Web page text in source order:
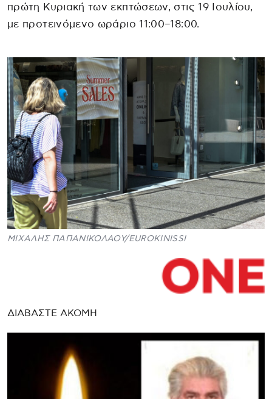
πρώτη Κυριακή των εκπτώσεων, στις 19 Ιουλίου,
με προτεινόμενο ωράριο 11:00–18:00.
ΜΙΧΑΛΗΣ ΠΑΠΑΝΙΚΟΛΑΟΥ/EUROKINISSI
ΔΙΑΒΑΣΤΕ ΑΚΟΜΗ